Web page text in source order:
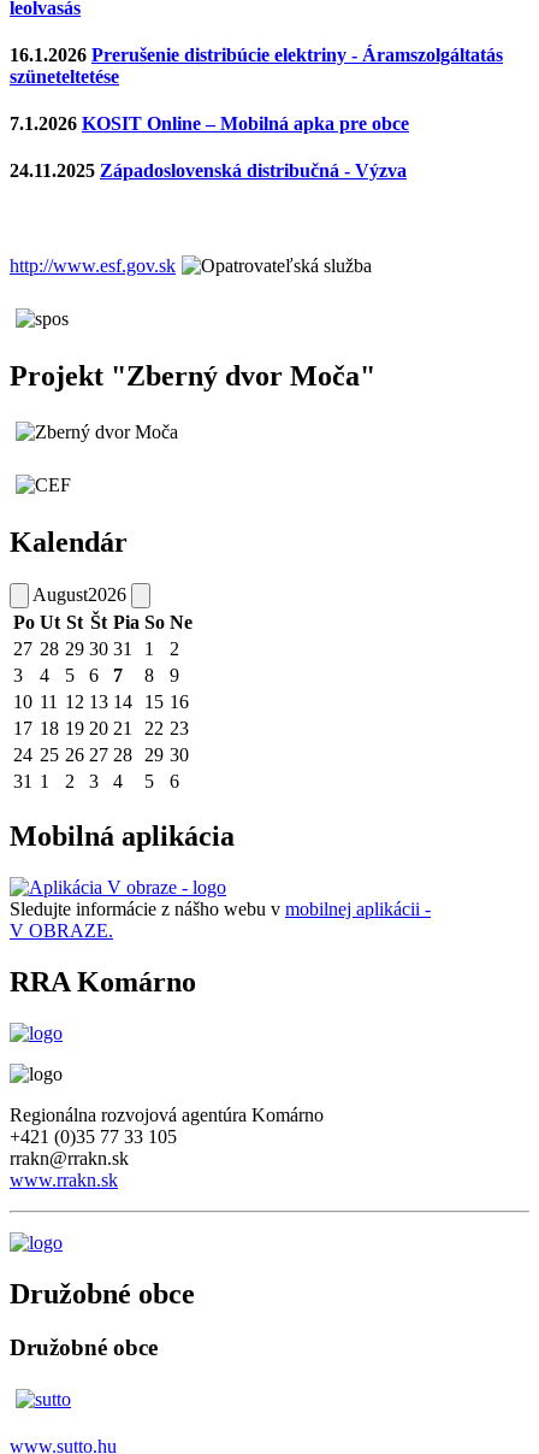
leolvasás
16.1.2026 Prerušenie distribúcie elektriny - Áramszolgáltatás
szüneteltetése
7.1.2026 KOSIT Online – Mobilná apka pre obce
24.11.2025 Západoslovenská distribučná - Výzva
http://www.esf.gov.sk
Projekt "Zberný dvor Moča"
Kalendár
August2026
Po Ut St Št Pia So Ne
27 28 29 30 31 1
2
3
4 5 6 7 8
9
10 11 12 13 14 15 16
17 18 19 20 21 22 23
24 25 26 27 28 29 30
31 1 2 3 4 5 6
Mobilná aplikácia
Sledujte informácie z nášho webu v mobilnej aplikácii -
V OBRAZE.
RRA Komárno
Regionálna rozvojová agentúra Komárno
+421 (0)35 77 33 105
rrakn@rrakn.sk
www.rrakn.sk
Družobné obce
Družobné obce
www.sutto.hu